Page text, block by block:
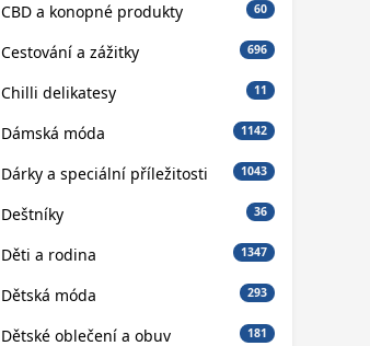
CBD a konopné produkty 60
Cestování a zážitky 696
Chilli delikatesy 11
Dámská móda 1142
Dárky a speciální příležitosti 1043
Deštníky 36
Děti a rodina 1347
Dětská móda 293
Dětské oblečení a obuv 181